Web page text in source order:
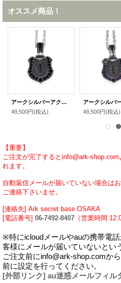
オススメ商品！
アークシルバーアクセサリーズ/[馬蹄ネックレス]シャドウクロス ホースシューペンダント（オニキス） メンズ シルバーペンダント
49,500円(税込)
49,500円(税込)
【重要】
ご注文が完了するとinfo@ark-
れます。
自動返信メールが届いていない場合は
ご連絡下さいませ。
[連絡先] Ark secret base OSAKA
[電話番号] 06-7492-8407 （営業時間
※特にicloudメールやauの携帯電
客様にメールが届いていないとい
ご注文前にinfo@ark-shop.comか
前に設定を行ってください。
[外部リンク] au迷惑メールフィル